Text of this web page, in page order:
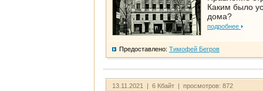
Каким было
дома?
подробнее
Предоставлено: Тимофей Бегров
13.11.2021 | 6 Кбайт | просмотров: 872